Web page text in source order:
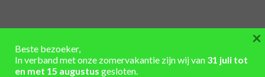
AANVULLENDE INFORMATIE
Beste bezoeker,
In verband met onze zomervakantie zijn wij van 31 juli tot
en met 15 augustus gesloten.
×